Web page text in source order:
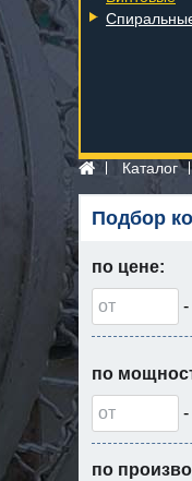
Каталог
Подбор
по цене:
-
по
-
по